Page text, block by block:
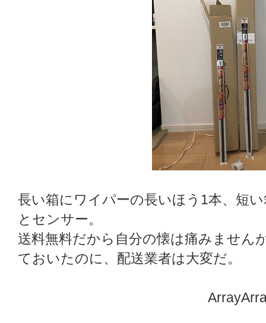
長い箱にワイパーの長いほう1本、短
とセンサー。
送料無料だから自分の懐は痛みません
ておいたのに、配送業者は大変だ。